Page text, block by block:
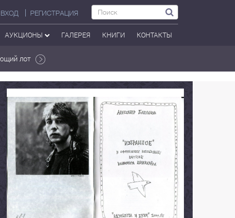
ВХОД РЕГИСТРАЦИЯ
АУКЦИОНЫ ГАЛЕРЕЯ КНИГИ КОНТАКТЫ
лот